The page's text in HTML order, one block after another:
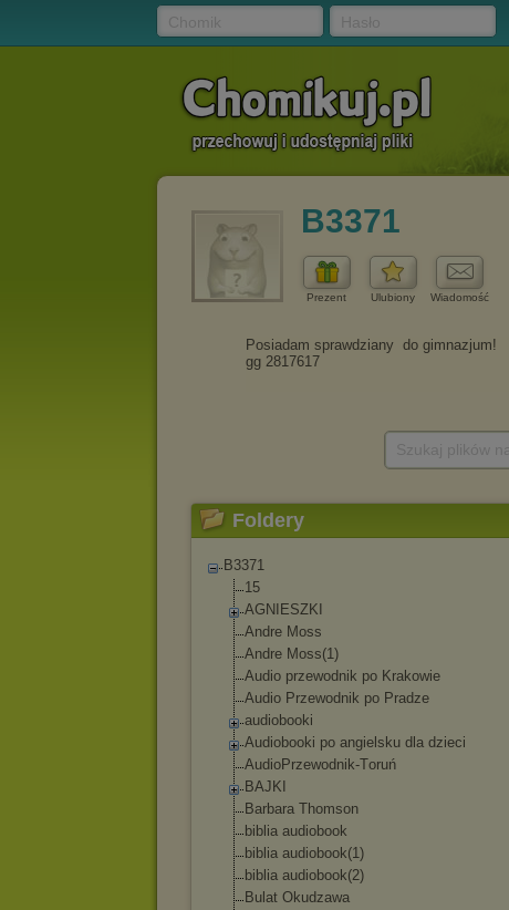
B3371
Prezent Ulubiony Wiadomość
Foldery
B3371
15
AGNIESZKI
Andre Moss
Andre Moss(1)
Audio przewodnik po Krakowie
Audio Przewodnik po Pradze
audiobooki
Audiobooki po angielsku dla dzieci
AudioPrzewodnik-Toruń
BAJKI
Barbara Thomson
biblia audiobook
biblia audiobook(1)
biblia audiobook(2)
Bulat Okudzawa